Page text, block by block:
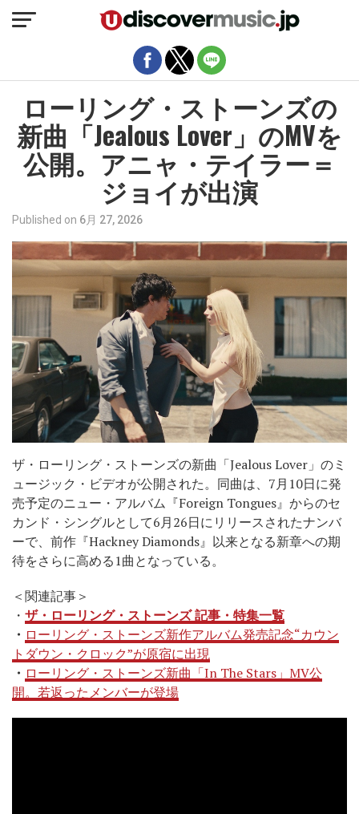
ローリング・ストーンズの
新曲「Jealous Lover」のMVを
公開。アニャ・テイラー＝
ジョイが出演
Published on 6月 27, 2026
ザ・ローリング・ストーンズの新曲「Jealous Lover」のミ
ュージック・ビデオが公開された。同曲は、7月10日に発
売予定のニュー・アルバム『Foreign Tongues』からのセ
カンド・シングルとして6月26日にリリースされたナンバ
ーで、前作『Hackney Diamonds』以来となる新章への期
待をさらに高める1曲となっている。
＜関連記事＞
・ ザ・ローリング・ストーンズ 記事・特集一覧
・ ローリング・ストーンズ新作アルバム発売記念“カウン
トダウン・クロック”が原宿に出現
・ ローリング・ストーンズ新曲「In The Stars」MV公
開。若返ったメンバーが登場
モバイルバージョンを終了